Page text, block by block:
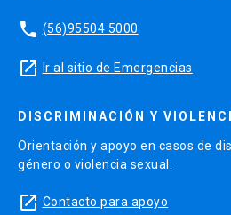
phone (56)95504 5000
launch Ir al sitio de Emergencias
DISCRIMINACIÓN Y
Orientación y apoyo en casos de
género o violencia sexual.
launch Contacto para apoyo